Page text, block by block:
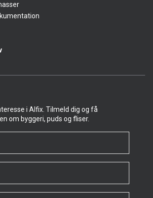
i Alfix. Tilmeld dig og få
om byggeri, puds og fliser.